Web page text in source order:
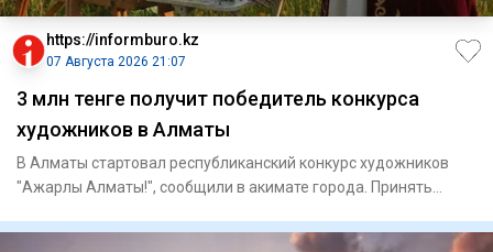
https://informburo.kz
07 Августа 2026 21:07
3 млн тенге получит победитель конкурса
художников в Алматы
В Алматы стартовал республиканский конкурс художников
"Ажарлы Алматы!", сообщили в акимате города. Принять